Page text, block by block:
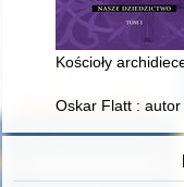
Kościoły
Oskar Flatt :